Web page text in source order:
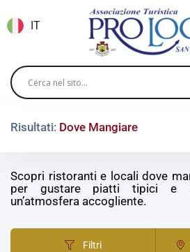
IT
Risultati: Dove Mangiare
Scopri ristoranti e locali dove
per gustare piatti tipici e
un’atmosfera accogliente.
Filtri